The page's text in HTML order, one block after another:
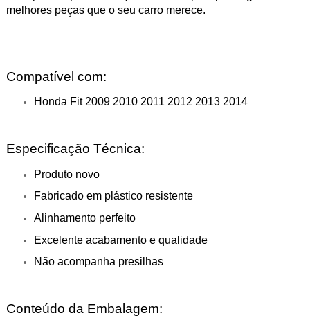
melhores peças que o seu carro merece.
Compatível com:
Honda Fit 2009 2010 2011 2012 2013 2014
Especificação Técnica:
Produto novo
Fabricado em plástico resistente
Alinhamento perfeito
Excelente acabamento e qualidade
Não acompanha presilhas
Conteúdo da Embalagem: